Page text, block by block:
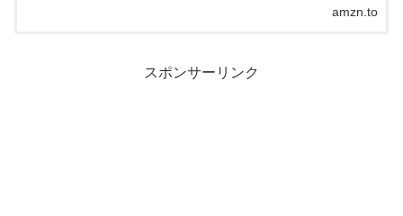
amzn.to
スポンサーリンク